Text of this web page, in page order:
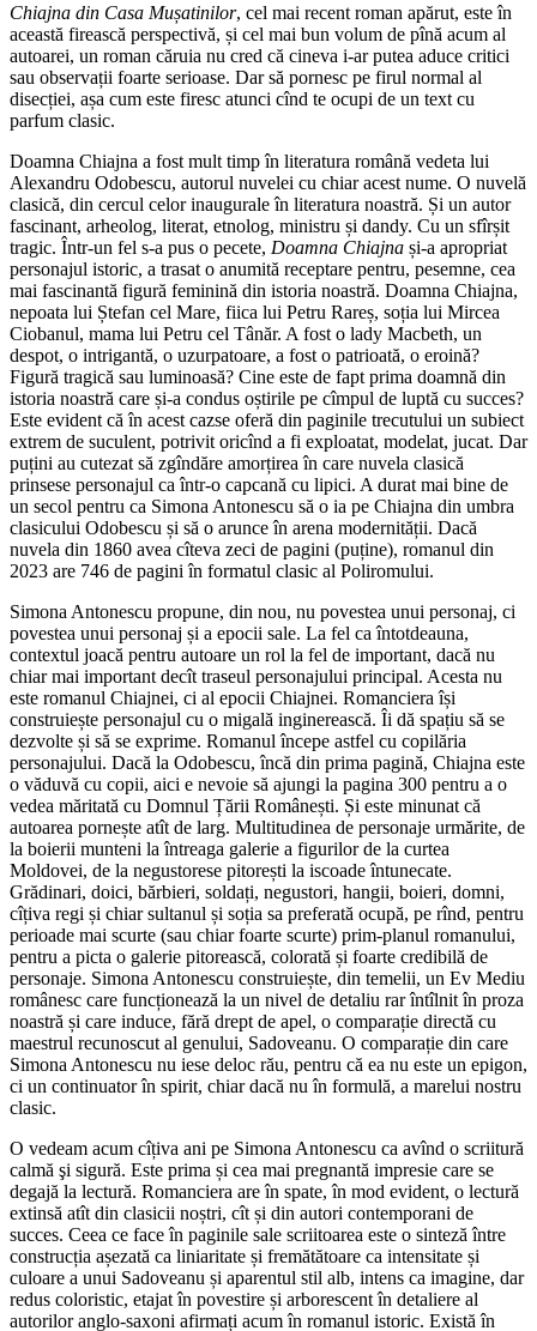
Chiajna din Casa Mușatinilor, cel mai recent roman apărut, este în
această firească perspectivă, și cel mai bun volum de pînă acum al
autoarei, un roman căruia nu cred că cineva i-ar putea aduce critici
sau observații foarte serioase. Dar să pornesc pe firul normal al
disecției, așa cum este firesc atunci cînd te ocupi de un text cu
parfum clasic.
Doamna Chiajna a fost mult timp în literatura română vedeta lui
Alexandru Odobescu, autorul nuvelei cu chiar acest nume. O nuvelă
clasică, din cercul celor inaugurale în literatura noastră. Și un autor
fascinant, arheolog, literat, etnolog, ministru și dandy. Cu un sfîrșit
tragic. Într-un fel s-a pus o pecete, Doamna Chiajna și-a apropriat
personajul istoric, a trasat o anumită receptare pentru, pesemne, cea
mai fascinantă figură feminină din istoria noastră. Doamna Chiajna,
nepoata lui Ștefan cel Mare, fiica lui Petru Rareș, soția lui Mircea
Ciobanul, mama lui Petru cel Tânăr. A fost o lady Macbeth, un
despot, o intrigantă, o uzurpatoare, a fost o patrioată, o eroină?
Figură tragică sau luminoasă? Cine este de fapt prima doamnă din
istoria noastră care și-a condus oștirile pe cîmpul de luptă cu succes?
Este evident că în acest cazse oferă din paginile trecutului un subiect
extrem de suculent, potrivit oricînd a fi exploatat, modelat, jucat. Dar
puțini au cutezat să zgîndăre amorțirea în care nuvela clasică
prinsese personajul ca într-o capcană cu lipici. A durat mai bine de
un secol pentru ca Simona Antonescu să o ia pe Chiajna din umbra
clasicului Odobescu și să o arunce în arena modernității. Dacă
nuvela din 1860 avea cîteva zeci de pagini (puține), romanul din
2023 are 746 de pagini în formatul clasic al Poliromului.
Simona Antonescu propune, din nou, nu povestea unui personaj, ci
povestea unui personaj și a epocii sale. La fel ca întotdeauna,
contextul joacă pentru autoare un rol la fel de important, dacă nu
chiar mai important decît traseul personajului principal. Acesta nu
este romanul Chiajnei, ci al epocii Chiajnei. Romanciera își
construiește personajul cu o migală inginerească. Îi dă spațiu să se
dezvolte și să se exprime. Romanul începe astfel cu copilăria
personajului. Dacă la Odobescu, încă din prima pagină, Chiajna este
o văduvă cu copii, aici e nevoie să ajungi la pagina 300 pentru a o
vedea măritată cu Domnul Țării Românești. Și este minunat că
autoarea pornește atît de larg. Multitudinea de personaje urmărite, de
la boierii munteni la întreaga galerie a figurilor de la curtea
Moldovei, de la negustorese pitorești la iscoade întunecate.
Grădinari, doici, bărbieri, soldați, negustori, hangii, boieri, domni,
cîțiva regi și chiar sultanul și soția sa preferată ocupă, pe rînd, pentru
perioade mai scurte (sau chiar foarte scurte) prim-planul romanului,
pentru a picta o galerie pitorească, colorată și foarte credibilă de
personaje. Simona Antonescu construiește, din temelii, un Ev Mediu
românesc care funcționează la un nivel de detaliu rar întîlnit în proza
noastră și care induce, fără drept de apel, o comparație directă cu
maestrul recunoscut al genului, Sadoveanu. O comparație din care
Simona Antonescu nu iese deloc rău, pentru că ea nu este un epigon,
ci un continuator în spirit, chiar dacă nu în formulă, a marelui nostru
clasic.
O vedeam acum cîțiva ani pe Simona Antonescu ca avînd o scriitură
calmă şi sigură. Este prima și cea mai pregnantă impresie care se
degajă la lectură. Romanciera are în spate, în mod evident, o lectură
extinsă atît din clasicii noștri, cît și din autori contemporani de
succes. Ceea ce face în paginile sale scriitoarea este o sinteză între
construcția așezată ca liniaritate și fremătătoare ca intensitate și
culoare a unui Sadoveanu și aparentul stil alb, intens ca imagine, dar
redus coloristic, etajat în povestire și arborescent în detaliere al
autorilor anglo-saxoni afirmați acum în romanul istoric. Există în